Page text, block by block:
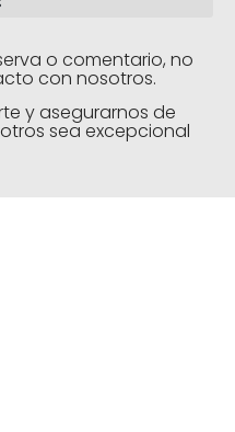
o comentario, no
con nosotros.
y asegurarnos de
sea excepcional